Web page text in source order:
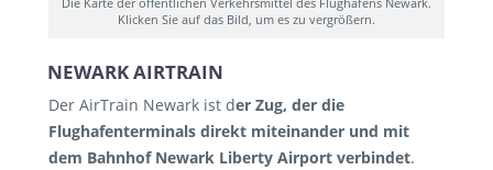
Klicken Sie auf das Bild, um es zu vergrößern.
NEWARK AIRTRAIN
Der AirTrain Newark ist der Zug, der die
Flughafenterminals direkt miteinander und mit
dem Bahnhof Newark Liberty Airport verbindet.